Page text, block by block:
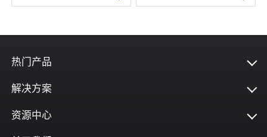
热门产品
解决方案
资源中心